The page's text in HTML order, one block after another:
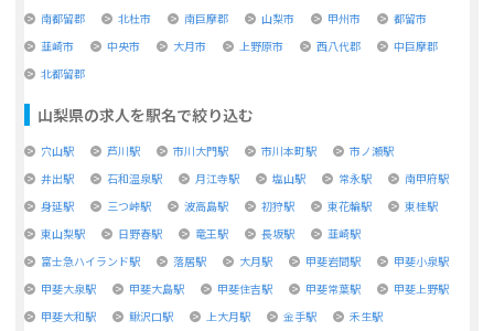
南都留郡
北杜市 南巨摩郡 山梨市 甲州市
都留市
韮崎市
中央市 大月市 上野原市 西八代郡
中巨摩郡
北都留郡
山梨県の求人を駅名で絞り込む
穴山駅 芦川駅 市川大門駅 市川本町駅
市ノ瀬駅
井出駅
石和温泉駅 月江寺駅 塩山駅 常永駅
南甲府駅
身延駅
三つ峠駅 波高島駅 初狩駅 東花輪駅
東桂駅
東山梨駅
日野春駅 竜王駅 長坂駅
韮崎駅
富士急ハイランド駅
落居駅 大月駅 甲斐岩間駅
甲斐小泉駅
甲斐大泉駅
甲斐大島駅 甲斐住吉駅 甲斐常葉駅
甲斐上野駅
甲斐大和駅
鰍沢口駅 上大月駅 金手駅
禾生駅